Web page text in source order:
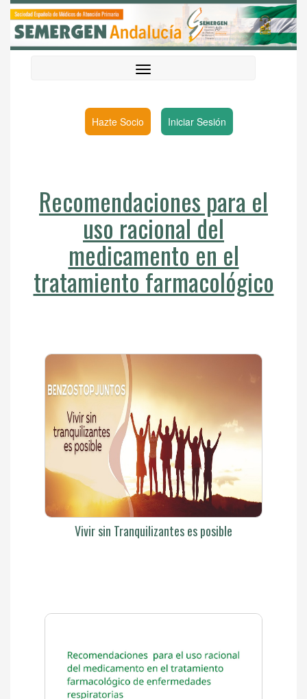
Hazte Socio Iniciar Sesión
Recomendaciones para el
uso racional del
medicamento en el
tratamiento farmacológico
Vivir sin Tranquilizantes es posible